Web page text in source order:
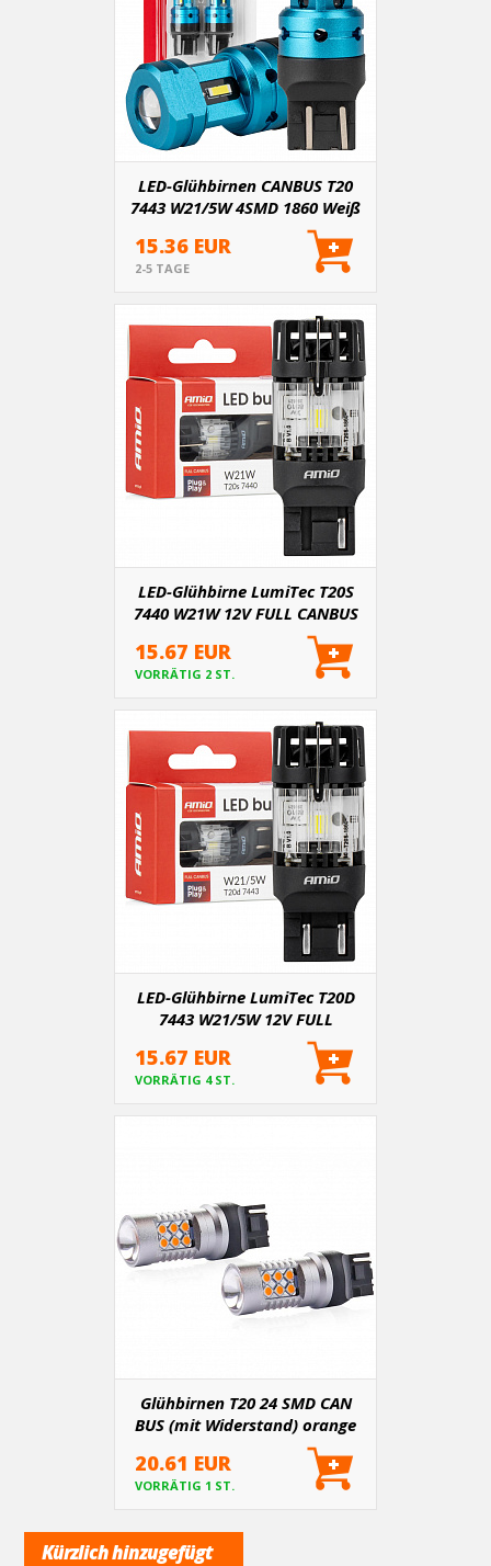
LED-Glühbirnen CANBUS T20
7443 W21/5W 4SMD 1860 Weiß
12V 24V AMiO-04255
15.36 EUR
2-5 TAGE
LED-Glühbirne LumiTec T20S
7440 W21W 12V FULL CANBUS
15.67 EUR
VORRÄTIG 2 ST.
LED-Glühbirne LumiTec T20D
7443 W21/5W 12V FULL
15.67 EUR
VORRÄTIG 4 ST.
Glühbirnen T20 24 SMD CAN
BUS (mit Widerstand) orange
20.61 EUR
VORRÄTIG 1 ST.
Kürzlich hinzugefügt